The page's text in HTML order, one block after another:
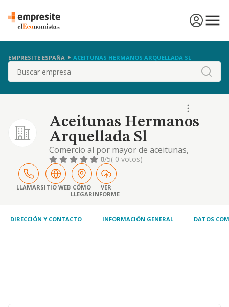
EMPRESITE ESPAÑA ACEITUNAS HERMANOS ARQUELLADA SL
Buscar
Aceitunas Hermanos
Arquellada Sl
Comercio al por mayor de aceitunas,
únicamente
0/5( 0 votos)
LLAMARSITIO WEB CÓMO
LLEGAR
VER
INFORME
DIRECCIÓN Y CONTACTO INFORMACIÓN GENERAL DATOS